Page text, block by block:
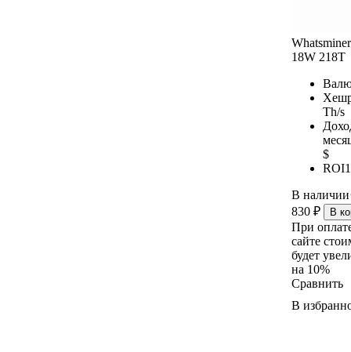
18W 218T
Th/s
$
ROI
В наличии
830 ₽ В
При
сайте
будет
на 10%
Сравнить
В